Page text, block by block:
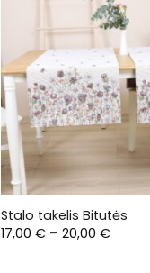
Stalo takelis Bitutės
17,00 € – 20,00 €Price